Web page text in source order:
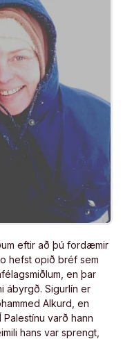
eftir að þú fordæmir
hefst opið bréf sem
en þar
ábyrgð. Sigurlín er
Alkurd, en
Palestínu varð hann
hans var sprengt,